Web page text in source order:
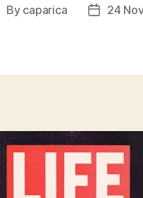
By caparica
Post
24